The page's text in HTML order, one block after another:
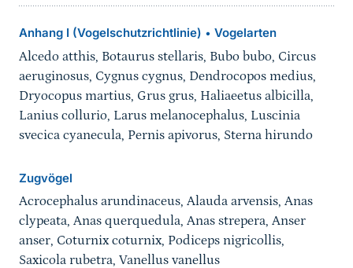
Anhang I (Vogelschutzrichtlinie) • Vogelarten
Alcedo atthis, Botaurus stellaris, Bubo bubo, Circus
aeruginosus, Cygnus cygnus, Dendrocopos medius,
Dryocopus martius, Grus grus, Haliaeetus albicilla,
Lanius collurio, Larus melanocephalus, Luscinia
svecica cyanecula, Pernis apivorus, Sterna hirundo
Zugvögel
Acrocephalus arundinaceus, Alauda arvensis, Anas
clypeata, Anas querquedula, Anas strepera, Anser
anser, Coturnix coturnix, Podiceps nigricollis,
Saxicola rubetra, Vanellus vanellus